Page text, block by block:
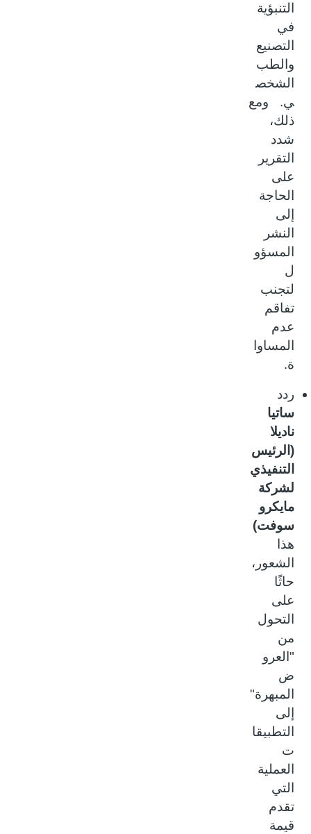
التنبؤية
في
التصنيع
والطب
الشخص
ي. ومع
ذلك،
شدد
التقرير
على
الحاجة
إلى
النشر
المسؤو
لتجنب
تفاقم
عدم
المساوا
ردد
ساتيا
ناديلا
(الرئيس
التنفيذي
لشركة
مايكرو
سوفت)
هذا
الشعور،
حاثًا
على
التحول
من
"العرو
ض
المبهرة"
إلى
التطبيقا
العملية
التي
تقدم
قيمة